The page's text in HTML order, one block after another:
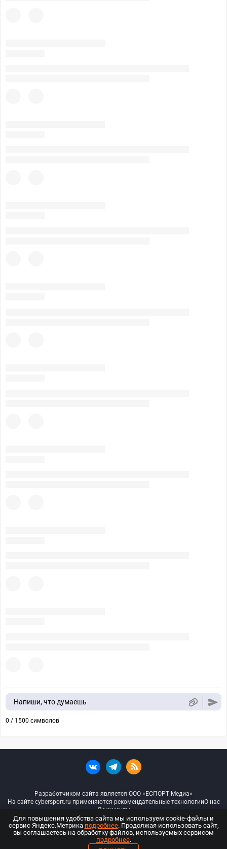
Напиши, что думаешь
0 / 1500 символов
Разработчиком сайта является ООО «ЕСПОРТ Медиа»
На сайте cybersport.ru применяются рекомендательные технологииО нас
Документы
© ООО «Киберспорт.ру» — Все права защищены
18+
Для повышения удобства сайта мы используем cookie-файлы и
сервис Яндекс.Метрика подробнее. Продолжая использовать сайт,
вы соглашаетесь на обработку файлов, используемых сервисом
подробнее.